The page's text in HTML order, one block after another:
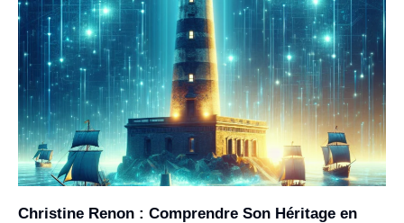
Christine Renon : Comprendre Son Héritage en